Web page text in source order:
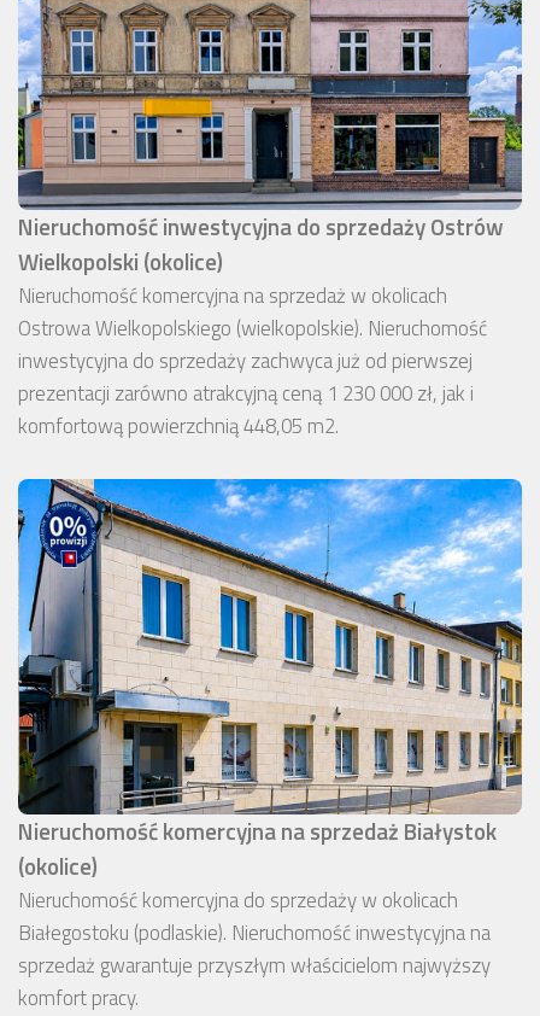
Nieruchomość inwestycyjna do sprzedaży Ostrów
Wielkopolski (okolice)
Nieruchomość komercyjna na sprzedaż w okolicach
Ostrowa Wielkopolskiego (wielkopolskie). Nieruchomość
inwestycyjna do sprzedaży zachwyca już od pierwszej
prezentacji zarówno atrakcyjną ceną 1 230 000 zł, jak i
komfortową powierzchnią 448,05 m2.
Nieruchomość komercyjna na sprzedaż Białystok
(okolice)
Nieruchomość komercyjna do sprzedaży w okolicach
Białegostoku (podlaskie). Nieruchomość inwestycyjna na
sprzedaż gwarantuje przyszłym właścicielom najwyższy
komfort pracy.